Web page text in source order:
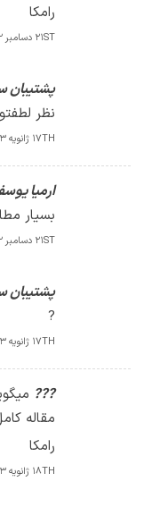
رامکا
21ST دسامبر 2022 در 4:30 ب.ظ
پشتیبان
نظر
17TH ژانویه 2023 در 3:15 ب.ظ
ارمیا
بسیار
21ST دسامبر 2022 در 4:37 ب.ظ
پشتیبان
?
17TH ژانویه 2023 در 3:15 ب.ظ
???
مقاله
رامکا
18TH ژانویه 2023 در 10:40 ق.ظ